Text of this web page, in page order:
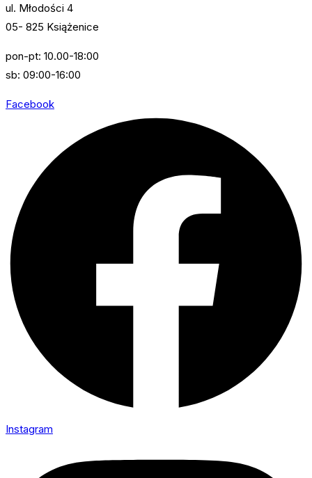
ul. Młodości 4
05- 825 Książenice
pon-pt: 10.00-18:00
sb: 09:00-16:00
Facebook
Instagram